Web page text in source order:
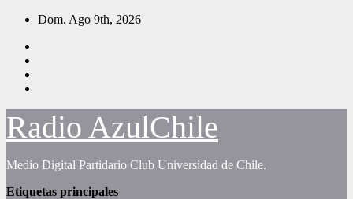
Saltar
contenido
Dom. Ago 9th, 2026
Radio AzulChile
Medio Digital Partidario Club Universidad de Chile.
Etiquetas principales